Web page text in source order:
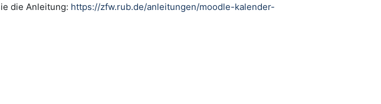
die Anleitung: https://zfw.rub.de/anleitungen/moodle-kalender-